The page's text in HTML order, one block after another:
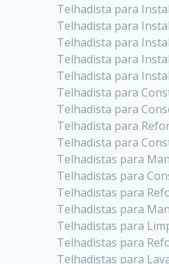
Telhadista para
Telhadista para
Telhadista para
Telhadista para
Telhadista para
Telhadista para
Telhadista para
Telhadista para
Telhadista para
Telhadistas para
Telhadistas para
Telhadistas para
Telhadistas para
Telhadistas para
Telhadistas para
Telhadistas para